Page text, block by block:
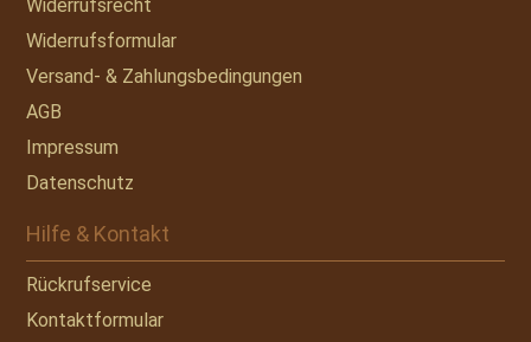
Widerrufsrecht
Widerrufsformular
Versand- & Zahlungsbedingungen
AGB
Impressum
Datenschutz
Hilfe & Kontakt
Rückrufservice
Kontaktformular